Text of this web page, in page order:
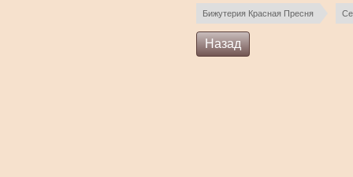
Бижутерия Красная Пресня
Назад